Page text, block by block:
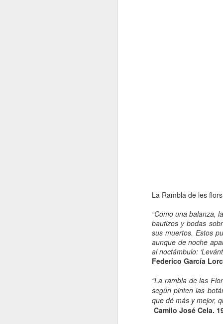
La Rambla de les
“Como una balanza,
bautizos y bodas
sus muertos. Estos
aunque de noche
al noctámbulo:
Federico García
“La rambla de las
según pinten las
que dé más y mejor,
Camilo José Cela.